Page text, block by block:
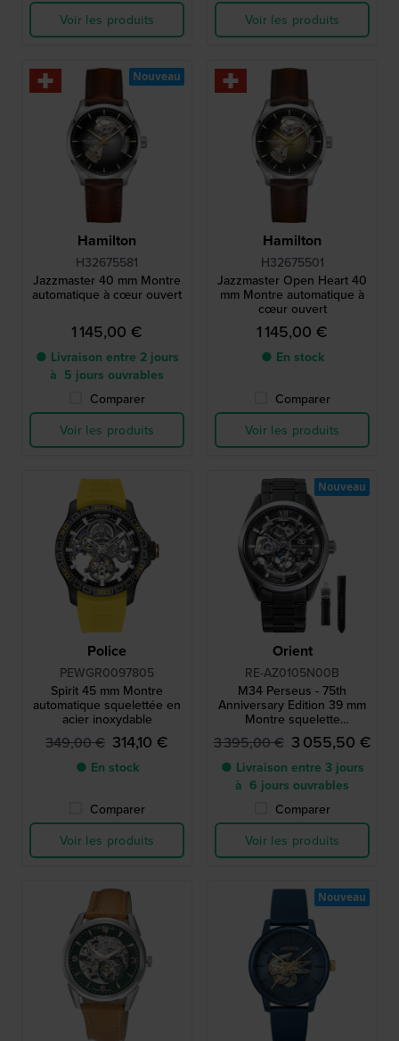
Voir les produits Voir les produits
Hamilton
H32675581
Jazzmaster 40 mm Montre
automatique à cœur ouvert
1 145,00 €
● Livraison entre 2 jours
à 5 jours ouvrables
Comparer
Voir les produits
Nouveau
Hamilton
H32675501
Jazzmaster Open Heart 40
mm Montre automatique à
cœur ouvert
1 145,00 €
● En stock
Comparer
Voir les produits
Police
PEWGR0097805
Spirit 45 mm Montre
automatique squelettée en
acier inoxydable
349,00 € 314,10 €
● En stock
Comparer
Voir les produits
Orient
RE-AZ0105N00B
M34 Perseus - 75th
Anniversary Edition 39 mm
Montre squelette
automatique en édition
limitée avec réserve de
marche
3 395,00 € 3 055,50 €
● Livraison entre 3 jours
à 6 jours ouvrables
Comparer
Voir les produits
Nouveau
Nouveau